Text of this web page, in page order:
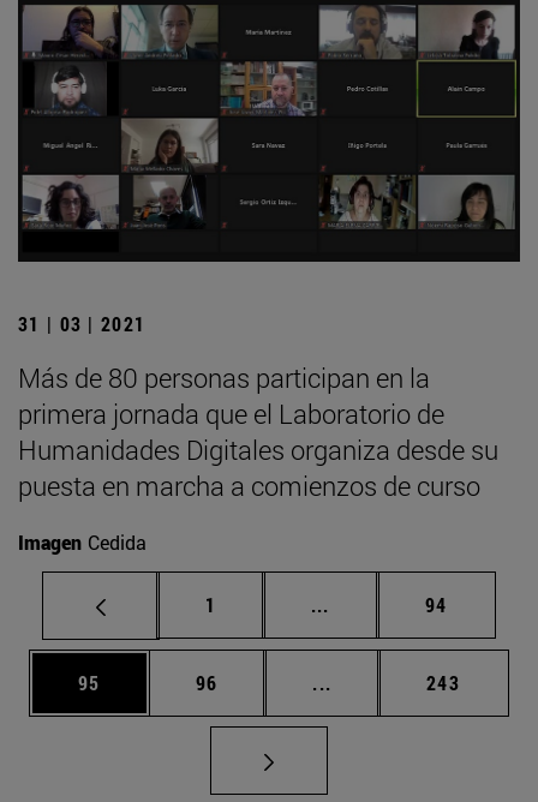
31 | 03 | 2021
Más de 80 personas participan en la
primera jornada que el Laboratorio de
Humanidades Digitales organiza desde su
puesta en marcha a comienzos de curso
Imagen Cedida
Página
1 ... Páginas intermedias
Página
94
Página
95 Página
96 ... Páginas intermedias
Página
243